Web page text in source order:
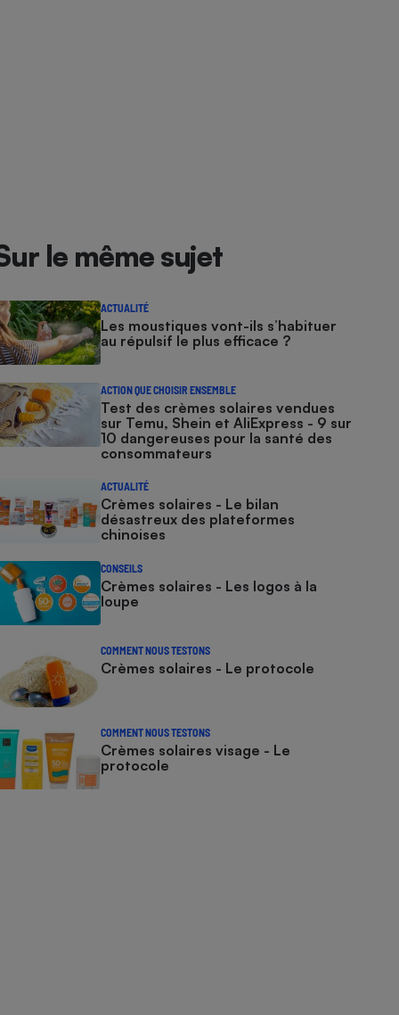
le même sujet
ACTUALITÉ
Les moustiques vont-ils s’habituer
au répulsif le plus efficace ?
ACTION QUE CHOISIR ENSEMBLE
Test des crèmes solaires vendues
sur Temu, Shein et AliExpress - 9 sur
10 dangereuses pour la santé des
consommateurs
ACTUALITÉ
Crèmes solaires - Le bilan
désastreux des plateformes
chinoises
CONSEILS
Crèmes solaires - Les logos à la
loupe
COMMENT NOUS TESTONS
Crèmes solaires - Le protocole
COMMENT NOUS TESTONS
Crèmes solaires visage - Le
protocole